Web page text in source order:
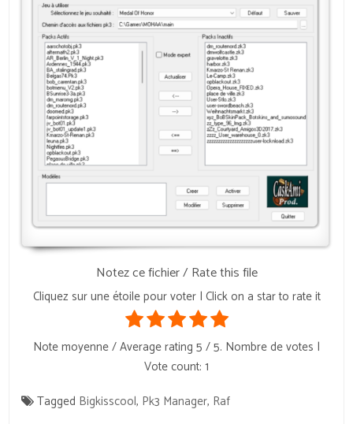
Notez ce fichier / Rate this file
Cliquez sur une étoile pour voter | Click on a star to rate it
Note moyenne / Average rating 5 / 5. Nombre de votes |
Vote count: 1
Tagged Bigkisscool, Pk3 Manager, Raf